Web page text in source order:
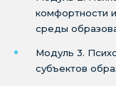
комфортности
среды
Модуль 3.
субъектов